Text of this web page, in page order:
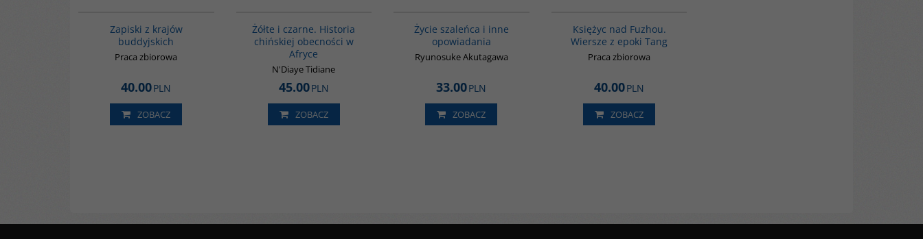
Zapiski z krajów
buddyjskich
Praca zbiorowa
40.00PLN
ZOBACZ
Żółte i czarne. Historia
chińskiej obecności w
Afryce
N'Diaye Tidiane
45.00PLN
ZOBACZ
Życie szaleńca i inne
opowiadania
Ryunosuke Akutagawa
33.00PLN
ZOBACZ
Księżyc nad Fuzhou.
Wiersze z epoki Tang
Praca zbiorowa
40.00PLN
ZOBACZ